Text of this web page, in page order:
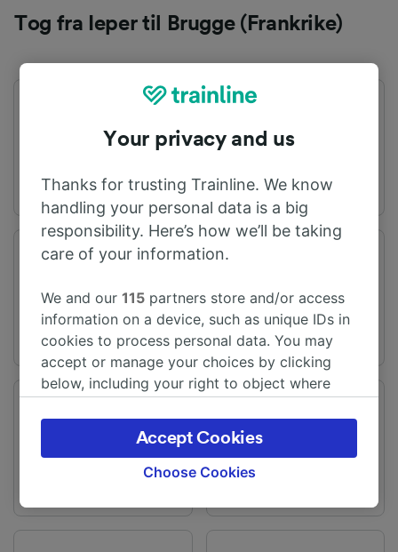
Tog fra Ieper til Brugge (Frankrike)
05:15
Vertrekstation
Your privacy and us
Thanks for trusting Trainline. We know
handling your personal data is a big
responsibility. Here’s how we’ll be taking
care of your information.
We and our115 partners store and/or access
information on a device, such as unique IDs in
cookies to process personal data. You may
accept or manage your choices by clicking
below, including your right to object where
the privacy policy page. These choices will be
signaled to our partners and will not affect
browsing data. Your data will not be used for
track you.
Choose Cookies
Accept Cookies